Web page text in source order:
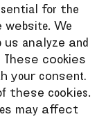
for the
We
analyze and
cookies
your consent.
these cookies.
may affect